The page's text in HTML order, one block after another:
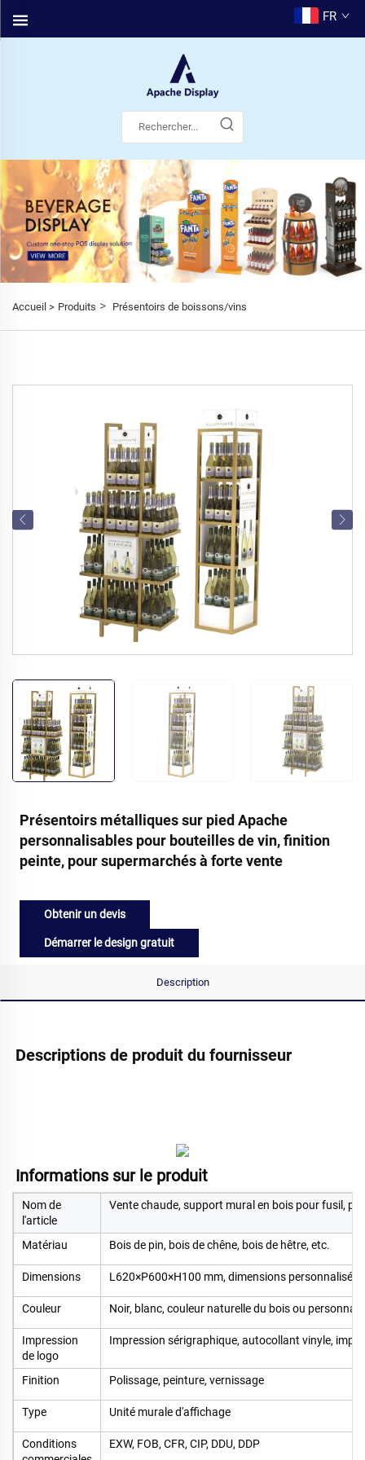
FR
Accueil > Produits > Présentoirs de boissons/vins
Présentoirs métalliques sur pied Apache
personnalisables pour bouteilles de vin, finition
peinte, pour supermarchés à forte vente
Obtenir un devis
Démarrer le design gratuit
Description
Descriptions de produit du fournisseur
Informations sur le produit
Nom de
l'article
Vente chaude, support mural en bois pour fusil,
Matériau Bois de pin, bois de chêne, bois de hêtre, etc.
Dimensions L620×P600×H100 mm, dimensions
Couleur Noir, blanc, couleur naturelle du bois ou
Impression
de logo
Impression sérigraphique, autocollant vinyle,
Finition Polissage, peinture, vernissage
Type Unité murale d'affichage
Conditions
EXW, FOB, CFR, CIP, DDU, DDP